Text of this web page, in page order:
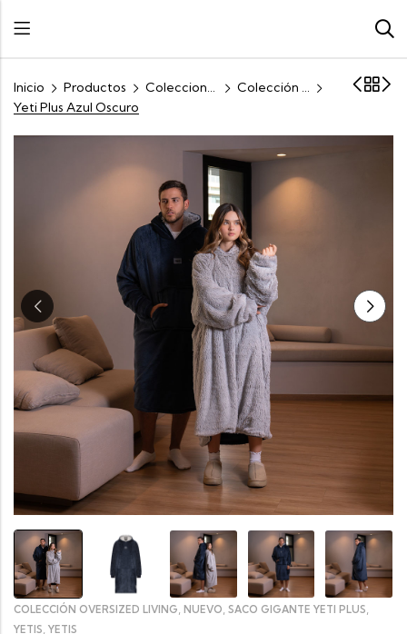
Inicio Productos Colecciones
Colección Oversized Living
Yeti Plus Azul Oscuro
COLECCIÓN OVERSIZED LIVING, NUEVO, SACO GIGANTE YETI PLUS,
YETIS, YETIS